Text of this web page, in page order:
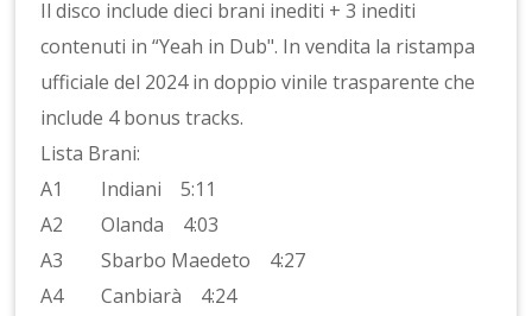
Il disco include dieci brani inediti + 3 inediti
contenuti in “Yeah in Dub". In vendita la ristampa
ufficiale del 2024 in doppio vinile trasparente che
include 4 bonus tracks.
Lista Brani:
A1 Indiani 5:11
A2 Olanda 4:03
A3 Sbarbo Maedeto 4:27
A4 Canbiarà 4:24